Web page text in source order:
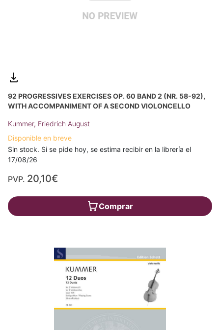
92 PROGRESSIVES EXERCISES OP. 60 BAND 2 (NR. 58-92),
WITH ACCOMPANIMENT OF A SECOND VIOLONCELLO
Kummer, Friedrich August
Disponible en breve
Sin stock. Si se pide hoy, se estima recibir en la librería el
17/08/26
PVP. 20,10€
Comprar